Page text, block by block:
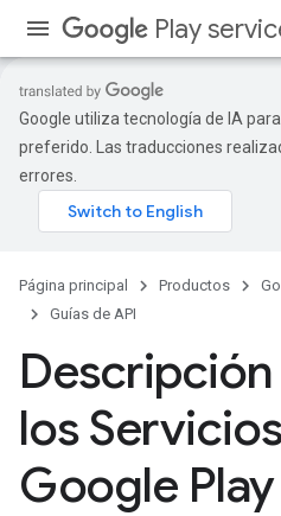
Play
Google utiliza tecnología de IA
preferido. Las traducciones
errores.
Página principal Productos
Guías de API
los
Google Play